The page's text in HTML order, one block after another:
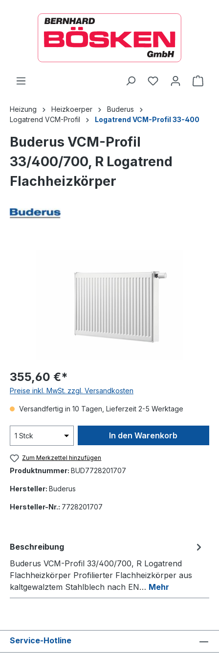
Heizung Heizkoerper
Buderus
Logatrend VCM-Profil
Logatrend VCM-Profil 33-400
Buderus VCM-Profil
33/400/700, R Logatrend
Flachheizkörper
355,60 €*
Preise inkl. MwSt. zzgl. Versandkosten
Versandfertig in 10 Tagen, Lieferzeit 2-5 Werktage
In den Warenkorb
Zum Merkzettel hinzufügen
Produktnummer: BUD7728201707
Hersteller: Buderus
Hersteller-Nr.: 7728201707
Beschreibung
Buderus VCM-Profil 33/400/700, R Logatrend
Flachheizkörper Profilierter Flachheizkörper aus
kaltgewalztem Stahlblech nach EN… Mehr
Service-Hotline